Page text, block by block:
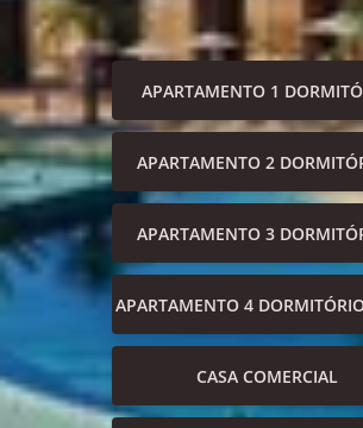
APARTAMENTO 1
APARTAMENTO 2
APARTAMENTO 3
APARTAMENTO 4
CASA COMERCIAL